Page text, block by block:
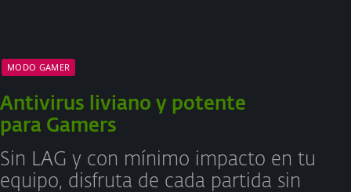
MODO GAMER
Antivirus liviano y potente
para Gamers
Sin LAG y con mínimo impacto en tu
equipo, disfruta de cada partida sin